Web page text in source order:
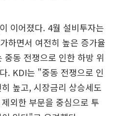
이어졌다. 4월 설비투자는
하면서 여전히 높은 증가율
동 전쟁으로 인한 하방 위
. KDI는 "중동 전쟁으로 인
높고, 시장금리 상승세도
외한 부문을 중심으로 투